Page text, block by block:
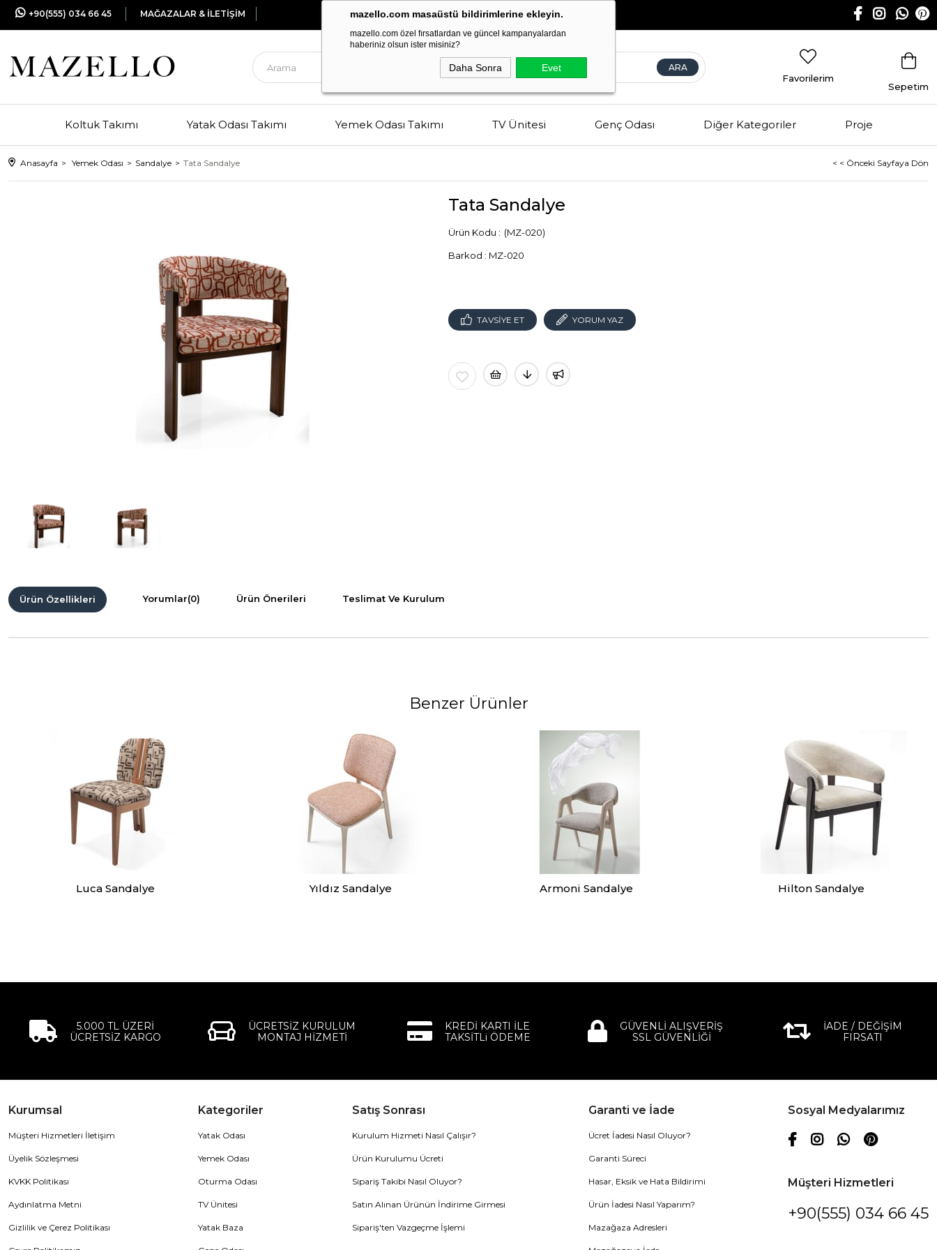
mazello.com masaüstü bildirimlerine ekleyin.
mazello.com özel fırsatlardan ve güncel kampanyalardan
haberiniz olsun ister misiniz?
Daha Sonra Evet
+90(555) 034 66 45 MAĞAZALAR & İLETİŞİM EstetikveKaliteninBuluşma Noktası
Sepetim
Favorilerim
Koltuk Takımı Yatak Odası Takımı Yemek Odası Takımı TV Ünitesi Genç Odası Diğer Kategoriler Proje
Anasayfa Yemek Odası Sandalye Tata Sandalye < < Önceki Sayfaya Dön
Tata Sandalye
(MZ-020)
Barkod : MZ-020
TAVSIYE ET YORUM YAZ
Ürün Özellikleri Yorumlar(0) Ürün Önerileri Teslimat Ve Kurulum
Benzer Ürünler
Luca Sandalye Yıldız Sandalye Armoni Sandalye Hilton Sandalye
5.000 TL ÜZERİ
ÜCRETSİZ KARGO
ÜCRETSİZ KURULUM
MONTAJ HİZMETİ
KREDİ KARTI İLE
TAKSİTLi ÖDEME
GÜVENLİ ALIŞVERİŞ
SSL GÜVENLİĞİ
İADE / DEĞİŞİM
FIRSATI
Kurumsal
Müşteri Hizmetleri İletişim
Üyelik Sözleşmesi
KVKK Politikası
Aydınlatma Metni
Gizlilik ve Çerez Politikası
Kategoriler
Yatak Odası
Yemek Odası
Oturma Odası
TV Ünitesi
Yatak Baza
Satış Sonrası
Kurulum Hizmeti Nasıl Çalışır?
Ürün Kurulumu Ücreti
Sipariş Takibi Nasıl Oluyor?
Satın Alınan Ürünün İndirime Girmesi
Sipariş'ten Vazgeçme İşlemi
Garanti ve İade
Ücret İadesi Nasıl Oluyor?
Garanti Süreci
Hasar, Eksik ve Hata Bildirimi
Ürün İadesi Nasıl Yaparım?
Mazağaza Adresleri
Sosyal Medyalarımız
Müşteri Hizmetleri
+90(555) 034 66 45